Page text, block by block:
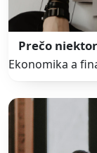
Prečo
Ekonomika a